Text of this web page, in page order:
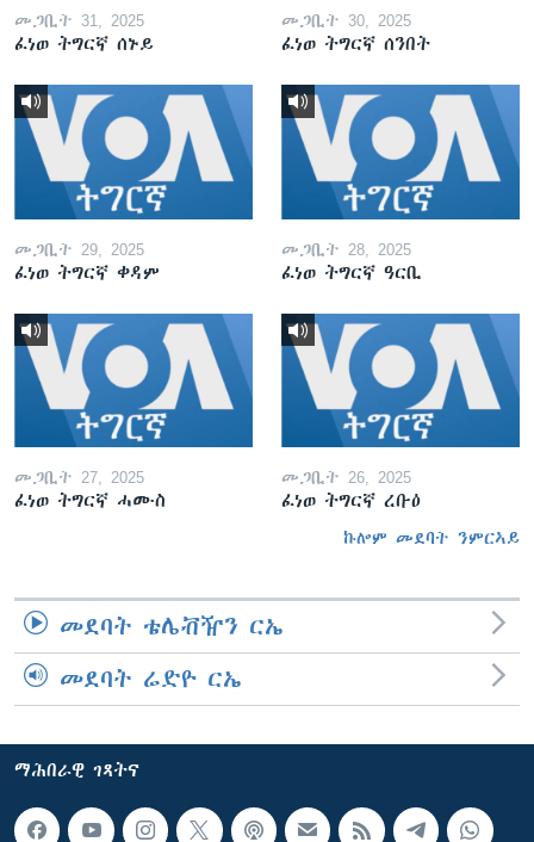
መጋቢት 31, 2025
ፈነወ ትግርኛ ሰኑይ
መጋቢት 30, 2025
ፈነወ ትግርኛ ሰንበት
መጋቢት 29, 2025
ፈነወ ትግርኛ ቀዳም
መጋቢት 28, 2025
ፈነወ ትግርኛ ዓርቢ
መጋቢት 27, 2025
ፈነወ ትግርኛ ሓሙስ
መጋቢት 26, 2025
ፈነወ ትግርኛ ረቡዕ
ኩሎም መደባት ንምርኣይ
መደባት ቴሌቭዥን ርኤ
መደባት ሬድዮ ርኤ
ማሕበራዊ ገጻትና